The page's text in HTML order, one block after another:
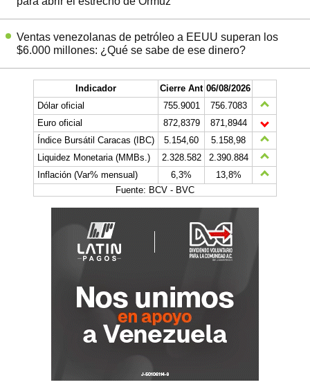
Ventas venezolanas de petróleo a EEUU superan los
$6.000 millones: ¿Qué se sabe de ese dinero?
Indicador Cierre Ant 06/08/2026
Dólar oficial
755.9001
756.7083
Euro oficial
872,8379
871,8944
Índice Bursátil Caracas (IBC)
5.154,60
5.158,98
Liquidez Monetaria (MMBs.)
2.328.582
2.390.884
Inflación (Var% mensual)
6,3%
13,8%
Fuente: BCV - BVC